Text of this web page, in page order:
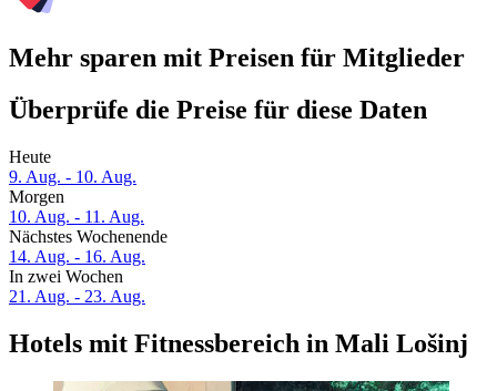
Mehr sparen mit Preisen für Mitglieder
Überprüfe die Preise für diese Daten
Heute
9. Aug. - 10. Aug.
Morgen
10. Aug. - 11. Aug.
Nächstes Wochenende
14. Aug. - 16. Aug.
In zwei Wochen
21. Aug. - 23. Aug.
Hotels mit Fitnessbereich in Mali Lošinj